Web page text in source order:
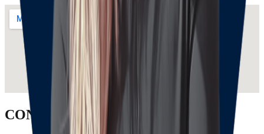
CONTACTOS